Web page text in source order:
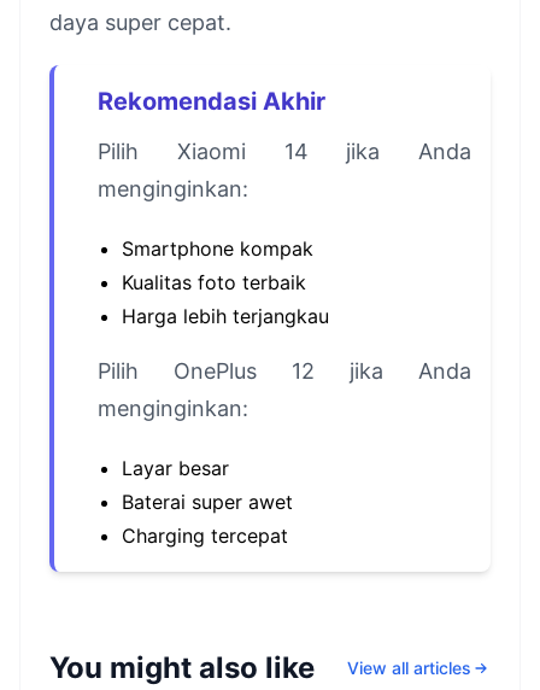
daya super cepat.
Rekomendasi Akhir
Pilih Xiaomi 14 jika Anda
menginginkan:
Smartphone kompak
Kualitas foto terbaik
Harga lebih terjangkau
Pilih OnePlus 12 jika Anda
menginginkan:
Layar besar
Baterai super awet
Charging tercepat
You might also like View all articles